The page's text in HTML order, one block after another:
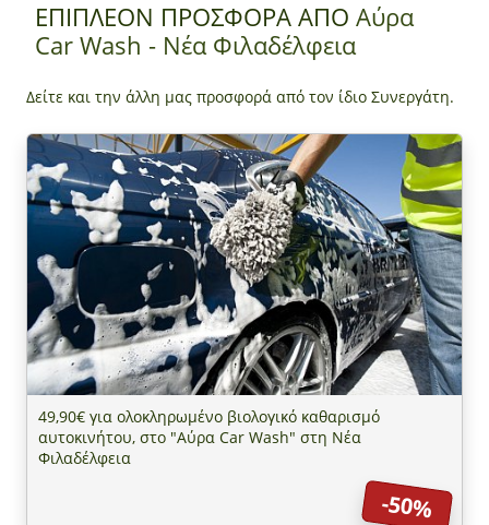
ΕΠΙΠΛΕΟΝ ΠΡΟΣΦΟΡΑ ΑΠΟ Αύρα
Car Wash - Νέα Φιλαδέλφεια
Δείτε και την άλλη μας προσφορά από τον ίδιο Συνεργάτη.
49,90€ για ολοκληρωμένο βιολογικό καθαρισμό
αυτοκινήτου, στο "Αύρα Car Wash" στη Νέα
Φιλαδέλφεια
-50%